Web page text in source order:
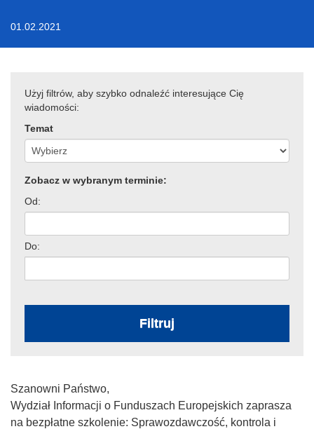
01.02.2021
Użyj filtrów, aby szybko odnaleźć interesujące Cię
wiadomości:
Temat
Zobacz w wybranym terminie:
Od:
Do:
Filtruj
Szanowni Państwo,
Wydział Informacji o Funduszach Europejskich zaprasza
na bezpłatne szkolenie: Sprawozdawczość, kontrola i